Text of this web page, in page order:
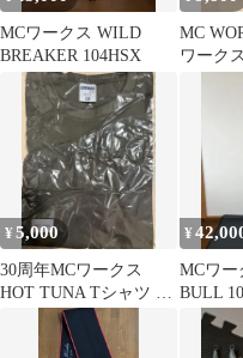
MCワークス WILD
BREAKER 104HSX
MC
ワーク
¥5,000
30周年MCワークス
HOT TUNA Tシャツ XL
カーキ エムシーワー
¥
MCワー
BULL
ングブル